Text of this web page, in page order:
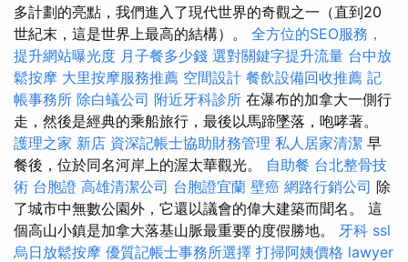
多計劃的亮點，我們進入了現代世界的奇觀之一（直到20
世紀末，這是世界上最高的結構）。 全方位的SEO服務，
提升網站曝光度 月子餐多少錢 選對關鍵字提升流量 台中放
鬆按摩 大里按摩服務推薦 空間設計 餐飲設備回收推薦 記
帳事務所 除白蟻公司 附近牙科診所 在瀑布的加拿大一側行
走，然後是經典的乘船旅行，最後以馬蹄墜落，咆哮著。
護理之家 新店 資深記帳士協助財務管理 私人居家清潔 早
餐後，位於同名河岸上的渥太華觀光。 自助餐 台北整骨技
術 台胞證 高雄清潔公司 台胞證宜蘭 壁癌 網路行銷公司 除
了城市中無數公園外，它還以議會的偉大建築而聞名。 這
個高山小鎮是加拿大落基山脈最重要的度假勝地。 牙科 ssl
烏日放鬆按摩 優質記帳士事務所選擇 打掃阿姨價格 lawyer